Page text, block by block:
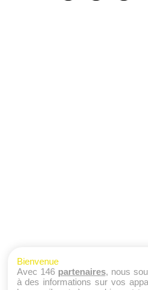
Bienvenue
Avec 146 partenaires, nous
à des informations sur vos